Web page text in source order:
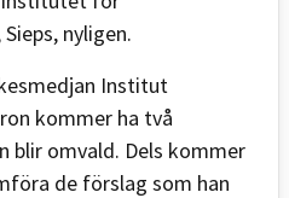
nyligen.
Institut
kommer ha två
blir omvald. Dels kommer
de förslag som han